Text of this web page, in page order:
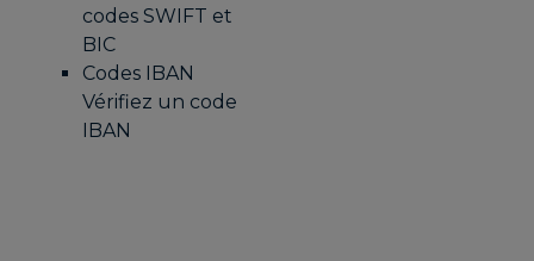
codes SWIFT et
BIC
Codes IBAN
Vérifiez un code
IBAN